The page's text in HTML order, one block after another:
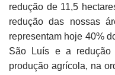
redução de 11,5
redução das nossas
representam hoje 40%
São Luís e a redução
produção agrícola, na